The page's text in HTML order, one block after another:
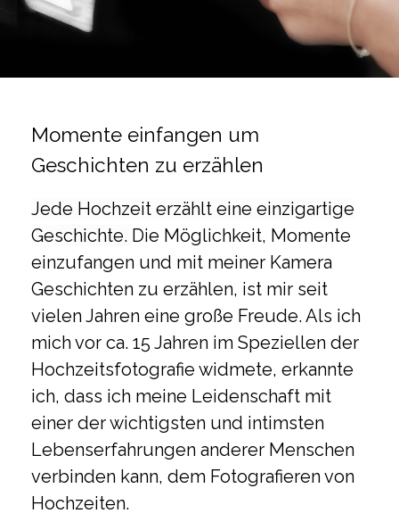
Momente einfangen um
Geschichten zu erzählen
Jede Hochzeit erzählt eine einzigartige
Geschichte. Die Möglichkeit, Momente
einzufangen und mit meiner Kamera
Geschichten zu erzählen, ist mir seit
vielen Jahren eine große Freude. Als ich
mich vor ca. 15 Jahren im Speziellen der
Hochzeitsfotografie widmete, erkannte
ich, dass ich meine Leidenschaft mit
einer der wichtigsten und intimsten
Lebenserfahrungen anderer Menschen
verbinden kann, dem Fotografieren von
Hochzeiten.